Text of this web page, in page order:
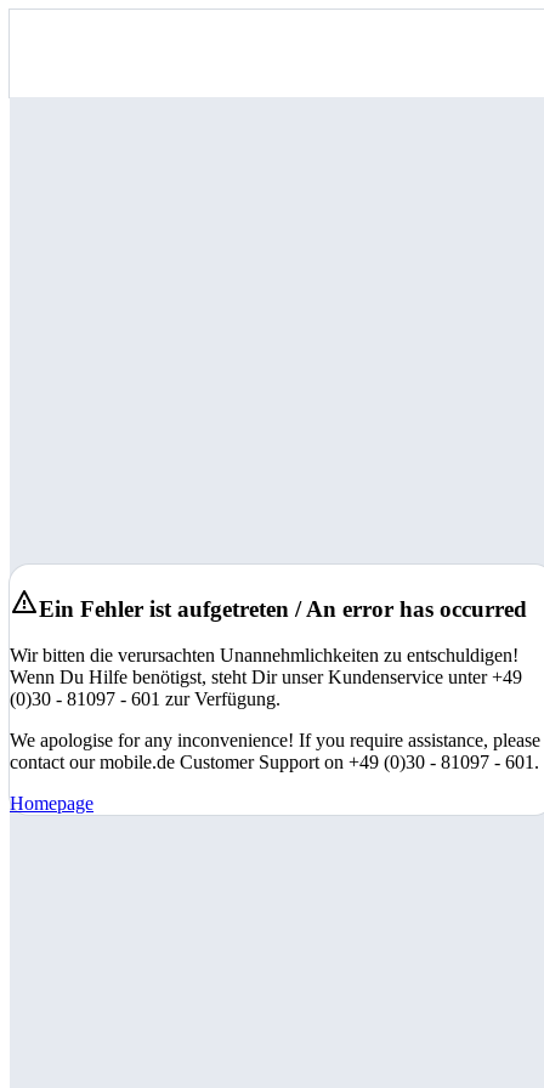
Ein Fehler ist aufgetreten / An error has occurred
Wir bitten die verursachten Unannehmlichkeiten zu entschuldigen!
Wenn Du Hilfe benötigst, steht Dir unser Kundenservice unter +49
(0)30 - 81097 - 601 zur Verfügung.
We apologise for any inconvenience! If you require assistance, please
contact our mobile.de Customer Support on +49 (0)30 - 81097 - 601.
Homepage